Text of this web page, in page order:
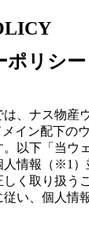
ポリシー
、ナス物産
メイン配下の
以下「当ウ
人情報（※1
しく取り扱う
従い、個人情